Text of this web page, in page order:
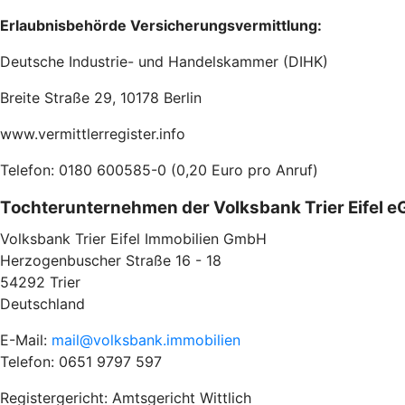
Erlaubnisbehörde Versicherungsvermittlung:
Deutsche Industrie- und Handelskammer (DIHK)
Breite Straße 29, 10178 Berlin
www.vermittlerregister.info
Telefon: 0180 600585-0 (0,20 Euro pro Anruf)
Tochterunternehmen der Volksbank Trier Eifel
Volksbank Trier Eifel Immobilien GmbH
Herzogenbuscher Straße 16 - 18
54292 Trier
Deutschland
E-Mail: mail@volksbank.immobilien
Telefon: 0651 9797 597
Registergericht: Amtsgericht Wittlich